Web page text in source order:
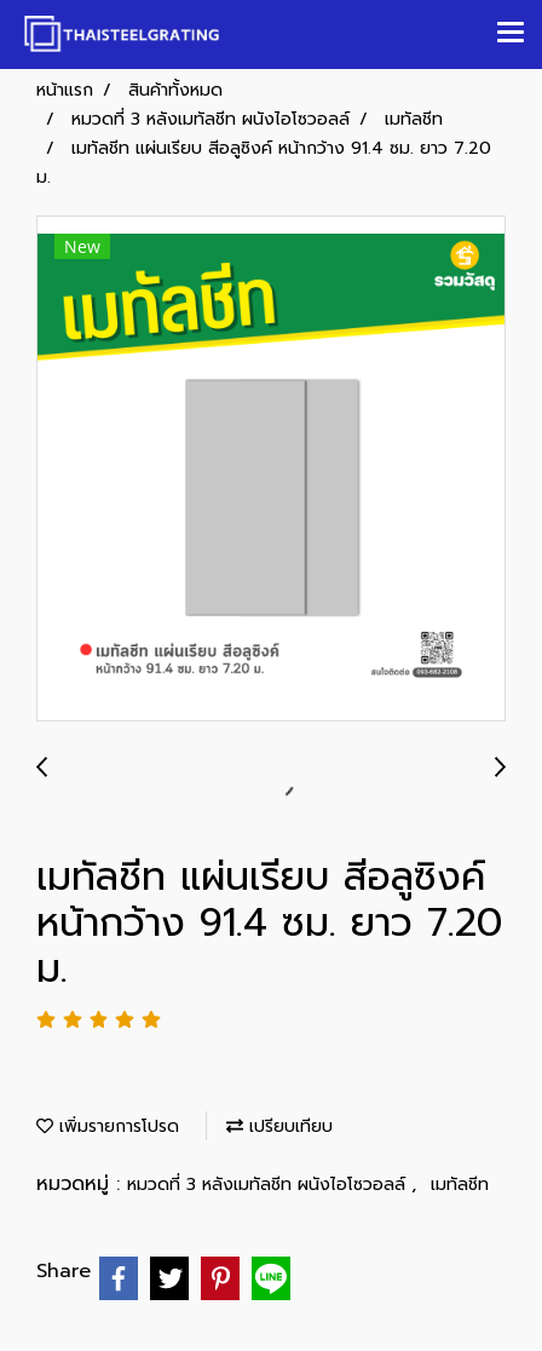
หน้าแรก
สินค้าทั้งหมด
หมวดที่ 3 หลังเมทัลชีท ผนังไอโซวอลล์
เมทัลชีท
เมทัลชีท แผ่นเรียบ สีอลูซิงค์ หน้ากว้าง 91.4 ซม. ยาว 7.20
ม.
New
เมทัลชีท แผ่นเรียบ สีอลูซิงค์
หน้ากว้าง 91.4 ซม. ยาว 7.20
ม.
เพิ่มรายการโปรด เปรียบเทียบ
หมวดหมู่ : หมวดที่ 3 หลังเมทัลชีท ผนังไอโซวอลล์ , เมทัลชีท
Share